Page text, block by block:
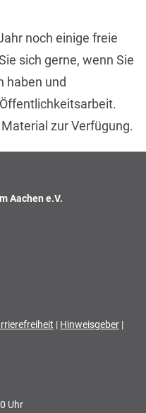
noch einige freie
sich gerne, wenn Sie
haben und
zur Verfügung.
Aachen e.V.
| Hinweisgeber |
Uhr